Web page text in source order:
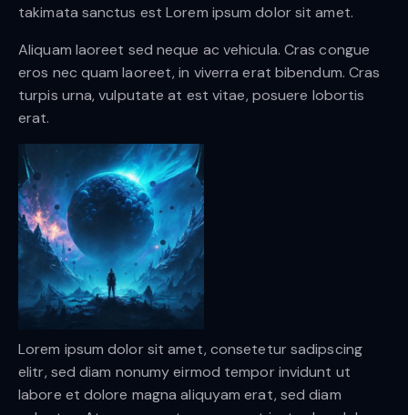
takimata sanctus est Lorem ipsum dolor sit amet.
Aliquam laoreet sed neque ac vehicula. Cras congue
eros nec quam laoreet, in viverra erat bibendum. Cras
turpis urna, vulputate at est vitae, posuere lobortis
erat.
Lorem ipsum dolor sit amet, consetetur sadipscing
elitr, sed diam nonumy eirmod tempor invidunt ut
labore et dolore magna aliquyam erat, sed diam